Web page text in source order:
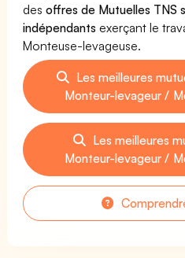
desoffres de Mutuelles TNS
indépendants exerçant le
Monteuse-levageuse.
Les meilleures
Monteur-levageur /
Les meilleures
Monteur-levageur /